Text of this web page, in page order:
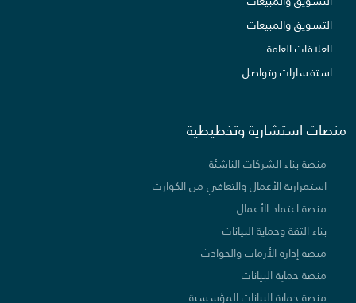
التسويق والمبيعات
العلاقات العامة
استفسارات وتواصل
منصات استشارية وتخطيطية
منصة بناء الشركات الناشئة
استمرارية الأعمال والتعافي من الكوارث
منصة اعتماد الأعمال
بناء الثقة وحماية البيانات
منصة إدارة الأزمات والحوادث
منصة حماية البيانات
منصة حماية البيانات المؤسسية